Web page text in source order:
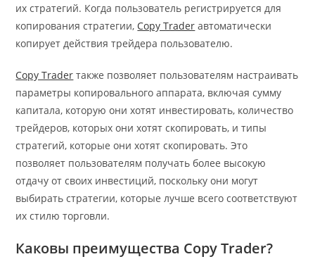
их стратегий. Когда пользователь регистрируется для
копирования стратегии, Copy Trader автоматически
копирует действия трейдера пользователю.
Copy Trader также позволяет пользователям настраивать
параметры копировального аппарата, включая сумму
капитала, которую они хотят инвестировать, количество
трейдеров, которых они хотят скопировать, и типы
стратегий, которые они хотят скопировать. Это
позволяет пользователям получать более высокую
отдачу от своих инвестиций, поскольку они могут
выбирать стратегии, которые лучше всего соответствуют
их стилю торговли.
Каковы преимущества Copy Trader?